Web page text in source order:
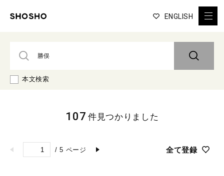
ENGLISH
本文検索
/ 5 ページ 全て登録
107 件見つかりました